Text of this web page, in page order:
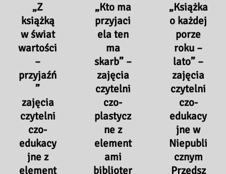
„Z
książką
w świat
wartości
–
przyjaźń
”
zajęcia
czytelni
czo-
edukacy
jne z
element
„Kto ma
przyjaci
ela ten
ma
skarb” –
zajęcia
czytelni
czo-
plastycz
ne z
element
ami
biblioter
„Książka
o każdej
porze
roku –
lato” –
zajęcia
czytelni
czo-
edukacy
jne w
Niepubli
cznym
Przedsz